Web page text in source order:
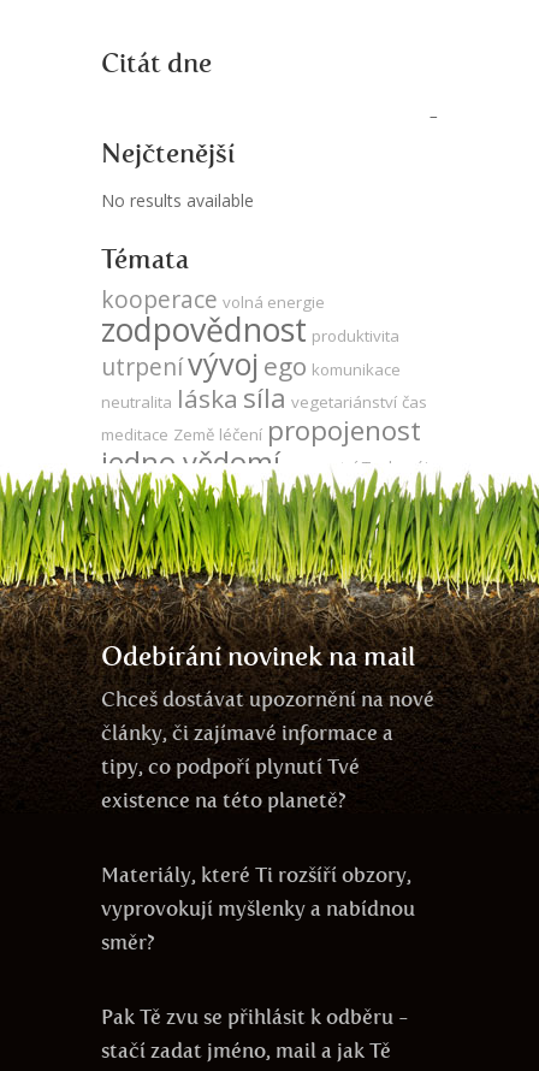
Citát dne
Nejčtenější
No results available
Témata
kooperace volná energie
zodpovědnost produktivita
utrpenívývoj ego komunikace
neutralita láska síla vegetariánství čas
meditace Země léčení propojenost
jedno vědomí veganství Tesla
sója
agrese gmo energie odlesňování DNA
Keshe strach přítomnostza
oponouevolucezdravíduše
udržitelnost energie zdarma mysl
Odebírání novinek na mail
Chceš dostávat upozornění na nové
články, či zajímavé informace a
tipy, co podpoří plynutí Tvé
existence na této planetě?
Materiály, které Ti rozšíří obzory,
vyprovokují myšlenky a nabídnou
směr?
Pak Tě zvu se přihlásit k odběru -
stačí zadat jméno, mail a jak Tě